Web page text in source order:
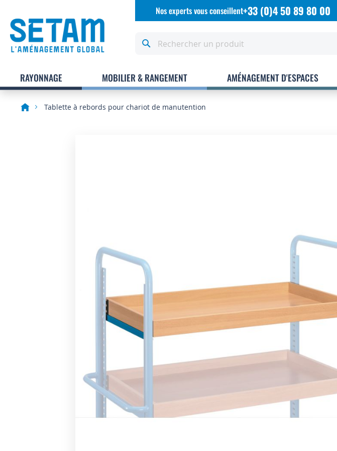
AllezNos experts vous conseillent+33 (0)4 50 89 80 00
RAYONNAGE MOBILIER & RANGEMENT AMÉNAGEMENT D'ESPACES
Tablette à rebords pour chariot de manutention